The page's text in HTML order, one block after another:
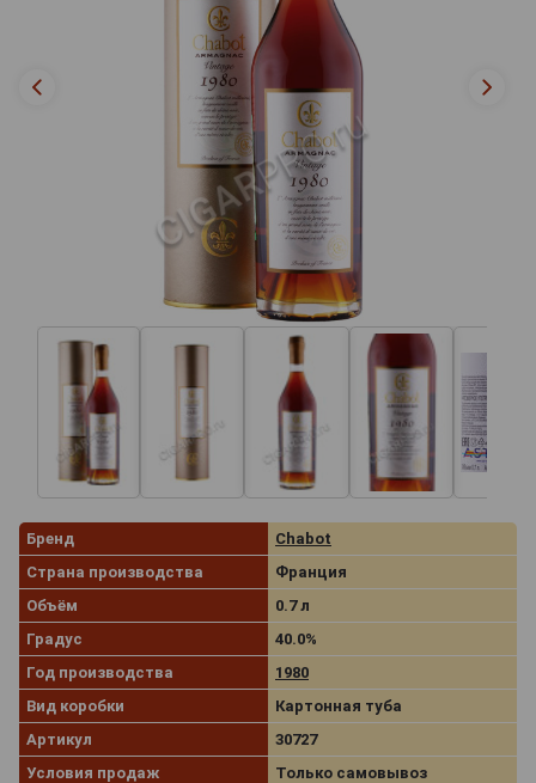
Бренд
Chabot
Страна производства
Франция
Объём
0.7 л
Градус
40.0%
Год производства
1980
Вид коробки
Картонная туба
Артикул
30727
Условия продаж
Только самовывоз